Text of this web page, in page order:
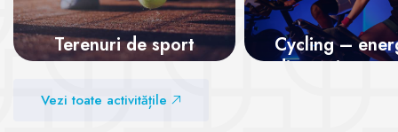
Terenuri de sport
Vezi sălile
Cycling –
distracție pe
Vezi toate activitățile